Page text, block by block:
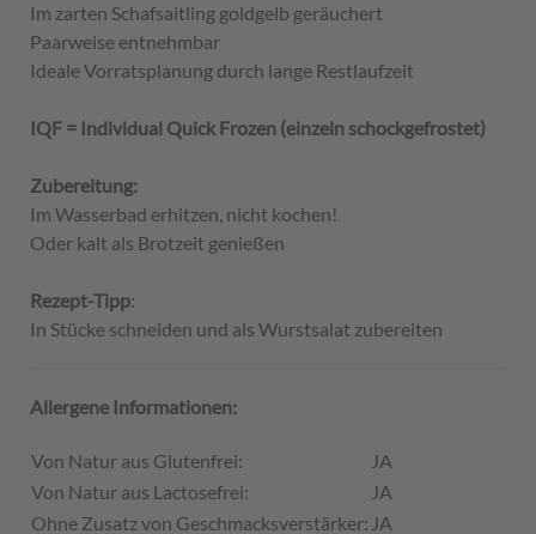
Im zarten Schafsaitling goldgelb geräuchert
Paarweise entnehmbar
Ideale Vorratsplanung durch lange Restlaufzeit
IQF = Individual Quick Frozen (einzeln schockgefrostet)
Zubereitung:
Im Wasserbad erhitzen, nicht kochen!
Oder kalt als Brotzeit genießen
Rezept-Tipp:
In Stücke schneiden und als Wurstsalat zubereiten
Allergene Informationen:
Von Natur aus Glutenfrei:
JA
Von Natur aus Lactosefrei:
JA
Ohne Zusatz von Geschmacksverstärker: JA